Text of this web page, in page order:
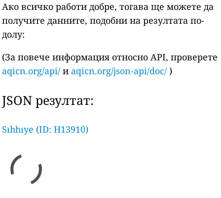
Ако всичко работи добре, тогава ще можете да
получите данните, подобни на резултата по-
долу:
(За повече информация относно API, проверете
aqicn.org/api/ и aqicn.org/json-api/doc/ )
JSON резултат:
Sıhhıye (ID: H13910)